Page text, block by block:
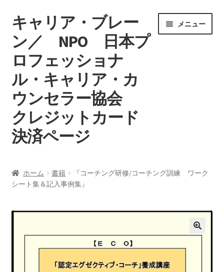
ナ
ゲ
ー
シ
ョ
ン
へ
ス
キ
ッ
コ
テ
ン
ツ
へ
ス
キ
ッ
プ
キャリア・ブレー
ン／ NPO 日本プ
ロフェッショナ
ル・キャリア・カ
ウンセラー協会
クレジットカード
決済ページ
メニュー
マイアカウント
カート
支払い
プライバシーポリシー
ホーム 書籍
『コーチング研修/コーチング訓練 ワーク
シート集＆記入事例集』